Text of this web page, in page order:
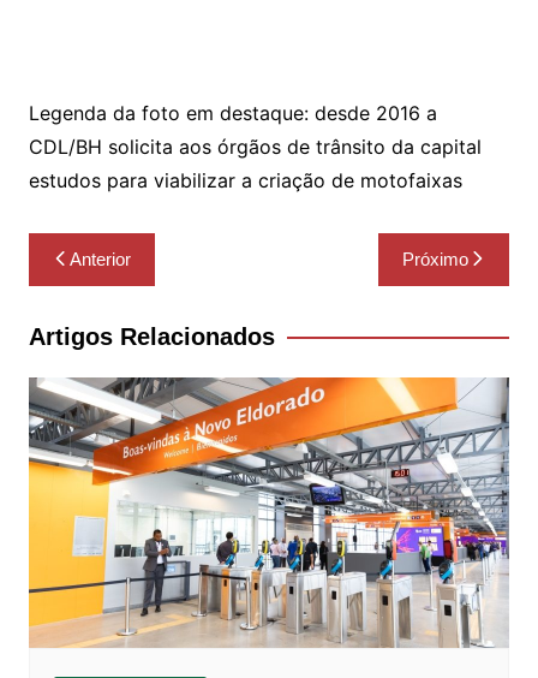
Legenda da foto em destaque: desde 2016 a
CDL/BH solicita aos órgãos de trânsito da capital
estudos para viabilizar a criação de motofaixas
Navegação
de
Post
Anterior Próximo
Artigos Relacionados